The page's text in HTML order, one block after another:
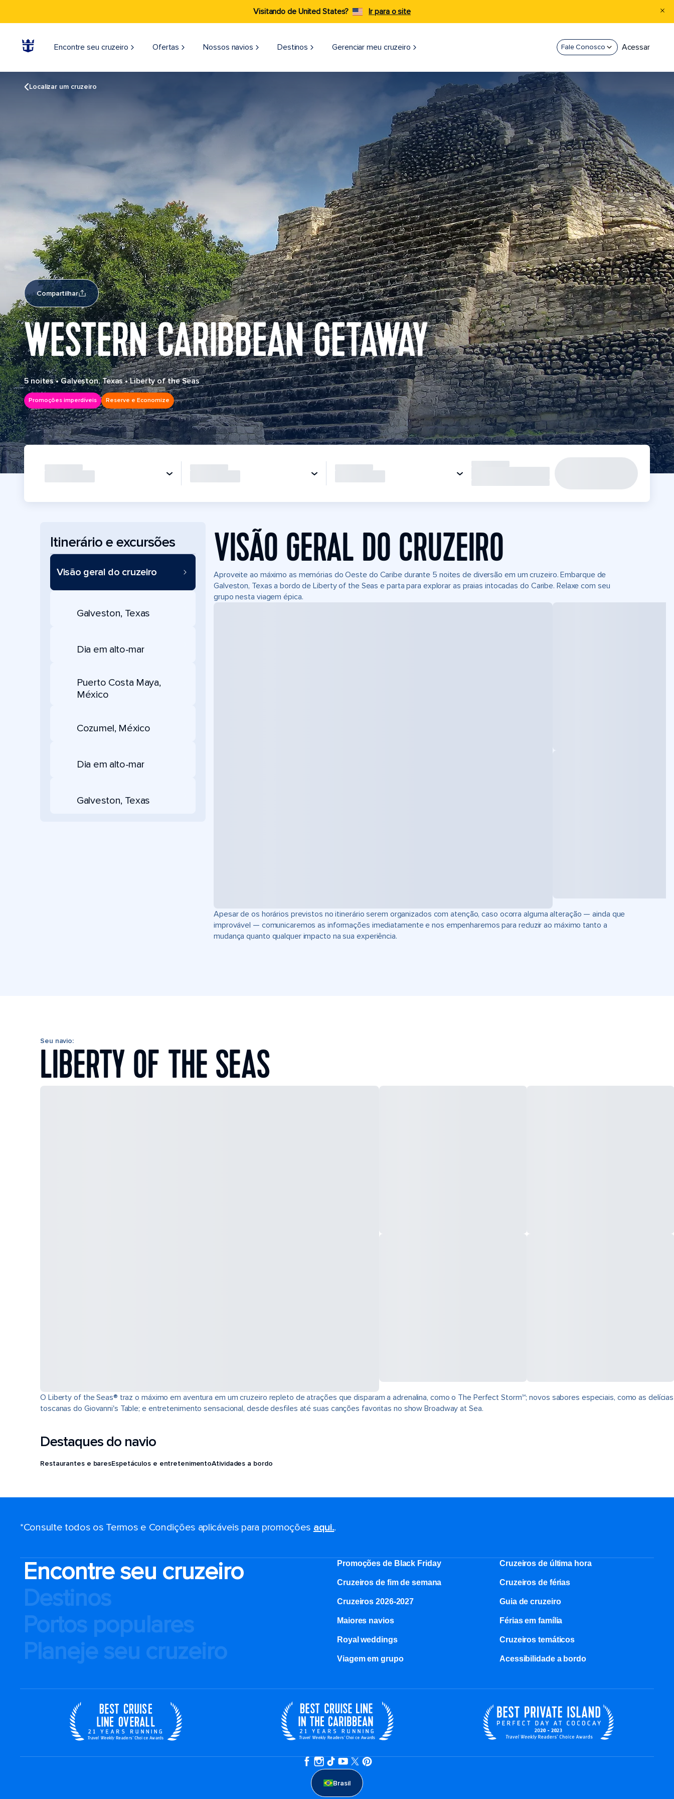
Visitando de United States? Ir para o site
Encontre seu cruzeiro Ofertas Nossos navios Destinos Gerenciar meu cruzeiro Fale Conosco Acessar
Localizar um cruzeiro
Compartilhar
WESTERN CARIBBEAN GETAWAY
5 noites•Galveston, Texas•Liberty of the Seas
Promoções imperdíveis Reserve e Economize
Itinerário e excursões
Visão geral do cruzeiro
Galveston, Texas
Dia em alto-mar
Puerto Costa Maya,
México
Cozumel, México
Dia em alto-mar
Galveston, Texas
VISÃO GERAL DO CRUZEIRO
Aproveite ao máximo as memórias do Oeste do Caribe durante 5 noites de diversão em um cruzeiro. Embarque de
Galveston, Texas a bordo de Liberty of the Seas e parta para explorar as praias intocadas do Caribe. Relaxe com seu
grupo nesta viagem épica.
Apesar de os horários previstos no itinerário serem organizados com atenção, caso ocorra alguma alteração — ainda que
improvável — comunicaremos as informações imediatamente e nos empenharemos para reduzir ao máximo tanto a
mudança quanto qualquer impacto na sua experiência.
Seu navio:
LIBERTY OF THE SEAS
O Liberty of the Seas® traz o máximo em aventura em um cruzeiro repleto de atrações que disparam a adrenalina, como o The Perfect Storm℠; novos sabores especiais, como as delícias
toscanas do Giovanni's Table; e entretenimento sensacional, desde desfiles até suas canções favoritas no show Broadway at Sea.
Destaques do navio
Restaurantes e baresEspetáculos e entretenimentoAtividades a bordo
*Consulte todos os Termos e Condições aplicáveis ​​para promoções aqui..
Encontre seu cruzeiro
Destinos
Portos populares
Planeje seu cruzeiro
Promoções de Black Friday Cruzeiros de última hora
Cruzeiros de fim de semana Cruzeiros de férias
Cruzeiros 2026-2027 Guia de cruzeiro
Maiores navios Férias em família
Royal weddings Cruzeiros temáticos
Viagem em grupo Acessibilidade a bordo
Brasil